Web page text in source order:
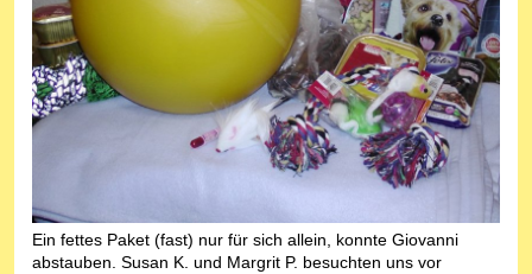
Ein fettes Paket (fast) nur für sich allein, konnte Giovanni
abstauben. Susan K. und Margrit P. besuchten uns vor